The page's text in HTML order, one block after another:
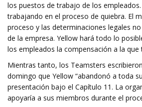
los puestos de trabajo de los
trabajando en el proceso de quiebra. El
proceso y las determinaciones legales
de la empresa. Yellow hará todo lo
los empleados la compensación a la que
Mientras tanto, los Teamsters
domingo que Yellow “abandonó a toda
presentación bajo el Capítulo 11. La
apoyaría a sus miembros durante el